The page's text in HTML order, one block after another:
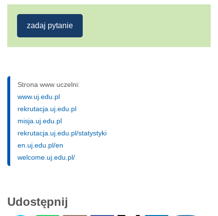
zadaj pytanie
Strona www uczelni:
www.uj.edu.pl
rekrutacja.uj.edu.pl
misja.uj.edu.pl
rekrutacja.uj.edu.pl/statystyki
en.uj.edu.pl/en
welcome.uj.edu.pl/
Udostępnij